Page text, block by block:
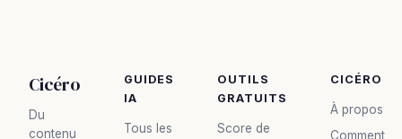
Cicéro
Du
contenu
GUIDES
IA
Tous les
OUTILS
GRATUITS
Score de
CICÉRO
À propos
Comment